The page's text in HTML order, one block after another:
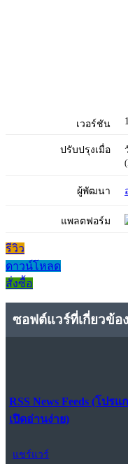
เวอร์ชัน
ปรับปรุงเมื่อ
ผู้พัฒนา
แพลตฟอร์ม
รีวิว
ดาวน์โหลด
สั่งซื้อ
ซอฟต์แวร์ที่เกี่ยวข้อง
RSS News Feeds (โป
เปิดอ่านง่าย)
แชร์แวร์